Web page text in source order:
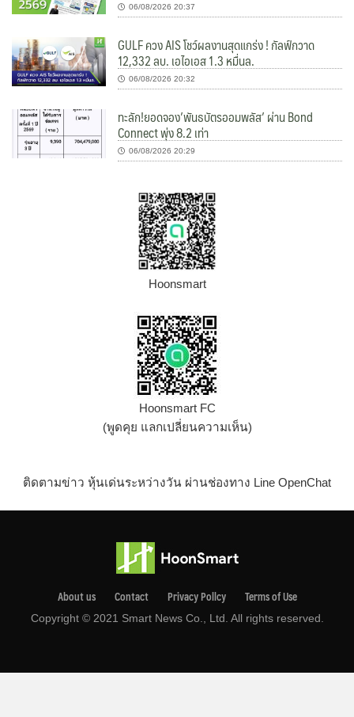
06/08/2026 20:37
GULF ควง AIS โชว์ผลงานสุดแกร่ง ! กัลฟ์กวาด
12,332 ลบ. เอไอเอส 1.3 หมื่นล.
06/08/2026 20:32
ทะลัก!ยอดจอง’พันธบัตรออมพลัส’ ผ่าน Bond
Connect พุ่ง 8.2 เท่า
06/08/2026 20:29
Hoonsmart
Hoonsmart FC
(พูดคุย แลกเปลี่ยนความเห็น)
ติดตามข่าว หุ้นเด่นระหว่างวัน ผ่านช่องทาง Line OpenChat
About us Contact Privacy Pollcy Terms of Use
Copyright © 2021 Smart News Co., Ltd. All rights reserved.